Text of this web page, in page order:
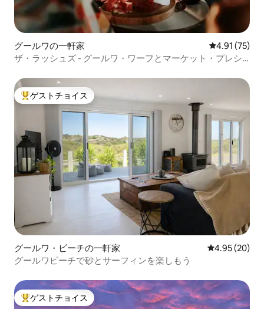
グールワの一軒家 レビュー75
4.91 (75)
ザ・ラッシュズ - グールワ・ワーフとマーケット・プレシ
大好評のゲストチョイスです。
ゲストチョイス
グールワ・ビーチの一軒家 レビュー20
4.95 (20)
グールワビーチで砂とサーフィンを楽しもう
大好評のゲストチョイスです。
ゲストチョイス